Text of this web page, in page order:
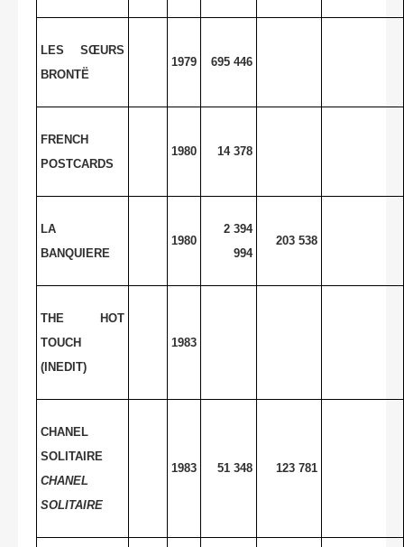
LES SŒURS
BRONTË
1979 695 446
FRENCH
POSTCARDS
1980 14 378
LA
BANQUIERE
1980
2 394
994
203 538
THE HOT
TOUCH
(INEDIT)
1983
CHANEL
SOLITAIRE
CHANEL
SOLITAIRE
1983 51 348 123 781